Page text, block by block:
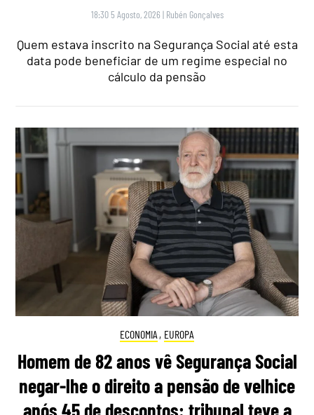
18:30 5 Agosto, 2026 | Rubén Gonçalves
Quem estava inscrito na Segurança Social até esta
data pode beneficiar de um regime especial no
cálculo da pensão
ECONOMIA , EUROPA
Homem de 82 anos vê Segurança Social
negar-lhe o direito a pensão de velhice